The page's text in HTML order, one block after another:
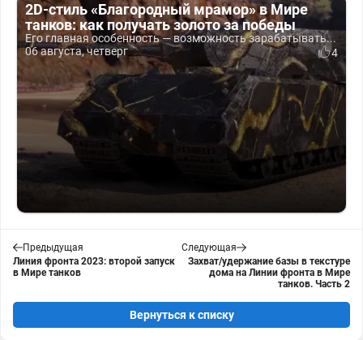
2D-стиль «Благородный мрамор» в Мире
танков: как получать золото за победы
Его главная особенность — возможность зарабатывать...
06 августа, четверг
4
Предыдущая
Линия фронта 2023: второй запуск
в Мире танков
Следующая
Захват/удержание базы в текстуре
дома на Линии фронта в Мире
танков. Часть 2
Вернуться к списку